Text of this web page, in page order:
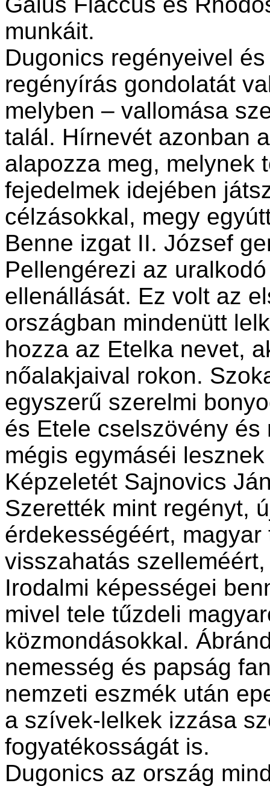
munkáit.
Dugonics regényeivel
regényírás gondolatát
melyben – vallomása
talál. Hírnevét azonban
alapozza meg, melynek
fejedelmek idejében
célzásokkal, megy
Benne izgat II. József
Pellengérezi az
ellenállását. Ez volt az
országban mindenütt
hozza az Etelka nevet,
nőalakjaival rokon.
egyszerű szerelmi
és Etele cselszövény
mégis egymáséi
Képzeletét Sajnovics
Szerették mint regényt,
érdekességéért,
visszahatás
Irodalmi képességei
mivel tele tűzdeli
közmondásokkal.
nemesség és papság
nemzeti eszmék után
a szívek-lelkek izzása
fogyatékosságát is.
Dugonics az ország